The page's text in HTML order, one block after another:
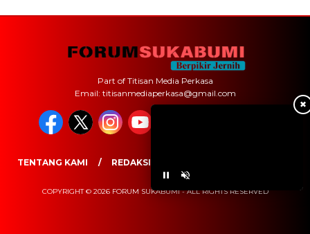
✖
Part of Titisan Media Perkasa
Email: titisanmediaperkasa@gmail.com
TENTANG KAMI REDAKSI
COPYRIGHT © 2026 FORUM SUKABUMI - ALL RIGHTS RESERVED